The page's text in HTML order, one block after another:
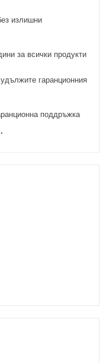
излишни
за всички продукти
гаранционния
поддръжка